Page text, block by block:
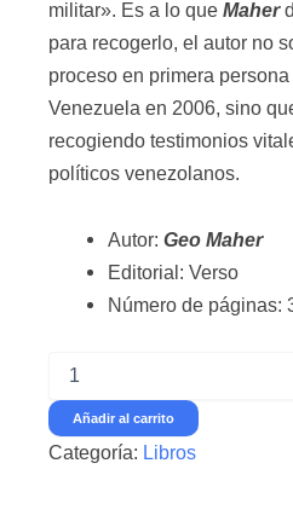
militar». Es a lo que Maher
para recogerlo, el autor no
proceso en primera
Venezuela en 2006, sino
recogiendo testimonios
políticos venezolanos.
Autor:Geo Maher
Editorial: Verso
Número de páginas:
creamos
a
Chávez
-
Añadir al carrito
Categoría: Libros